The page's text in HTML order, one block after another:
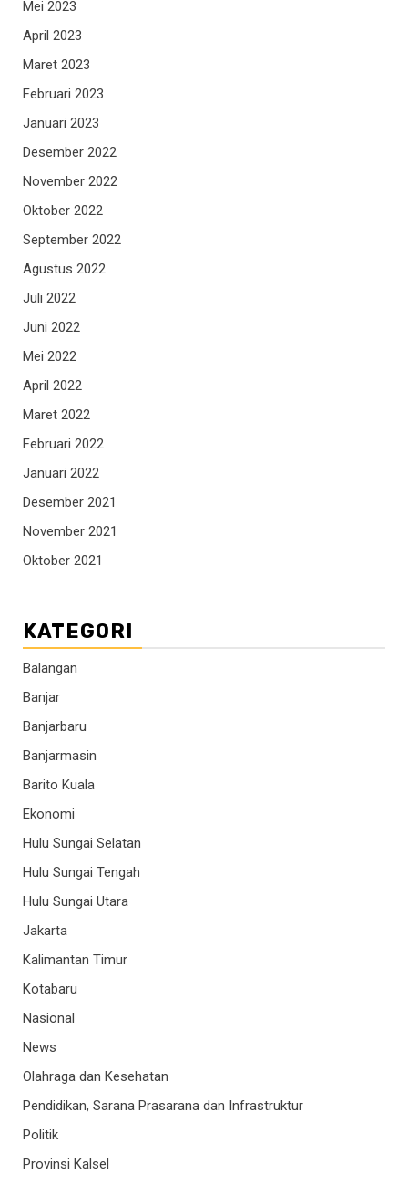
Mei 2023
April 2023
Maret 2023
Februari 2023
Januari 2023
Desember 2022
November 2022
Oktober 2022
September 2022
Agustus 2022
Juli 2022
Juni 2022
Mei 2022
April 2022
Maret 2022
Februari 2022
Januari 2022
Desember 2021
November 2021
Oktober 2021
KATEGORI
Balangan
Banjar
Banjarbaru
Banjarmasin
Barito Kuala
Ekonomi
Hulu Sungai Selatan
Hulu Sungai Tengah
Hulu Sungai Utara
Jakarta
Kalimantan Timur
Kotabaru
Nasional
News
Olahraga dan Kesehatan
Pendidikan, Sarana Prasarana dan Infrastruktur
Politik
Provinsi Kalsel